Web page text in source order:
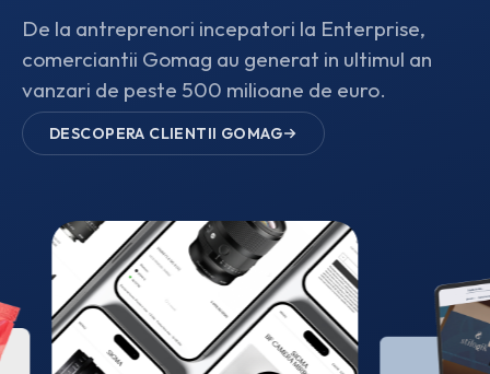
De la antreprenori incepatori la Enterprise,
comerciantii Gomag au generat in ultimul an
vanzari de peste 500 milioane de euro.
DESCOPERA CLIENTII GOMAG